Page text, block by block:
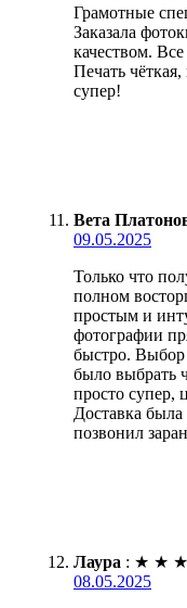
Грамотные
Заказала
качеством.
Печать
супер!
Вета
09.05.2025
Только что
полном
простым и
фотографии
быстро. Выбор
было выбрать
просто супер,
Доставка
позвонил
Лаура : ★ ★ ★
08.05.2025